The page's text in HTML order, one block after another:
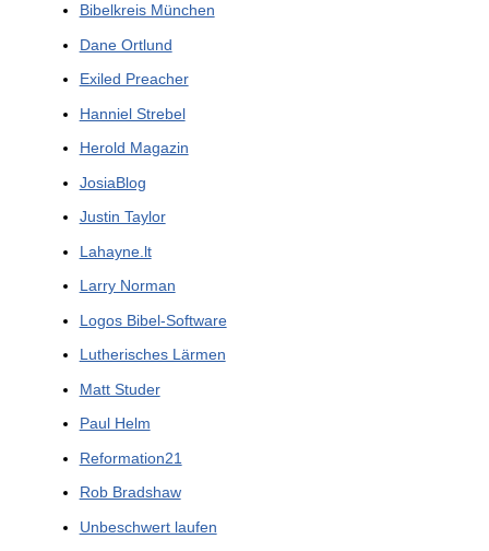
Bibelkreis München
Dane Ortlund
Exiled Preacher
Hanniel Strebel
Herold Magazin
JosiaBlog
Justin Taylor
Lahayne.lt
Larry Norman
Logos Bibel-Software
Lutherisches Lärmen
Matt Studer
Paul Helm
Reformation21
Rob Bradshaw
Unbeschwert laufen